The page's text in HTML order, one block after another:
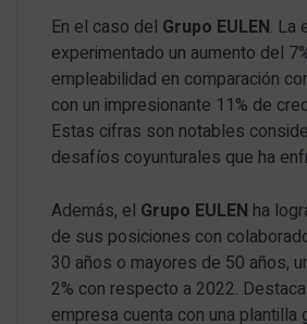
En el caso del Grupo EULEN. La
experimentado un aumento del
empleabilidad en comparación
con un impresionante 11% de
Estas cifras son notables
desafíos coyunturales que ha
Además, el Grupo EULEN ha
de sus posiciones con
30 años o mayores de 50 años,
2% con respecto a 2022.
empresa cuenta con una plantilla